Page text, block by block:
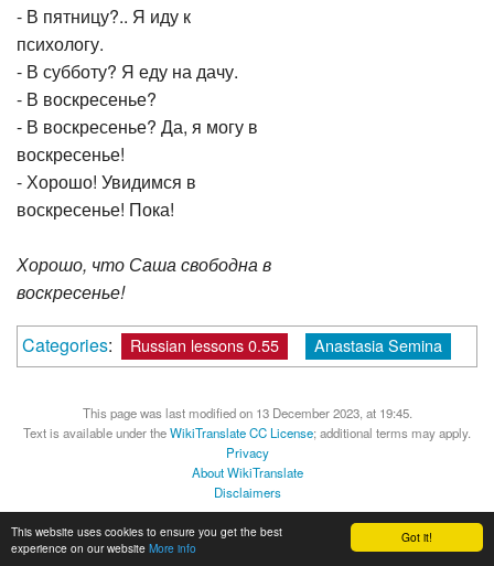
Got it!
This website uses cookies to ensure you get the best
experience on our website More info
- В пятницу?.. Я иду к
психологу.
- В субботу? Я еду на дачу.
- В воскресенье?
- В воскресенье? Да, я могу в
воскресенье!
- Хорошо! Увидимся в
воскресенье! Пока!
Хорошо, что Саша свободна в
воскресенье!
Categories: Russian lessons 0.55 Anastasia Semina
This page was last modified on 13 December 2023, at 19:45.
Text is available under theWikiTranslate CC License; additional terms may apply.
Privacy
About WikiTranslate
Disclaimers
MediaWikiPowered by Semantic MediaWiki